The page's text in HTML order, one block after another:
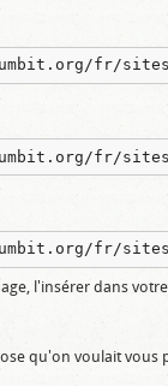
fr/
fr/
fr/
l'insérer dans
qu'on voulait vous